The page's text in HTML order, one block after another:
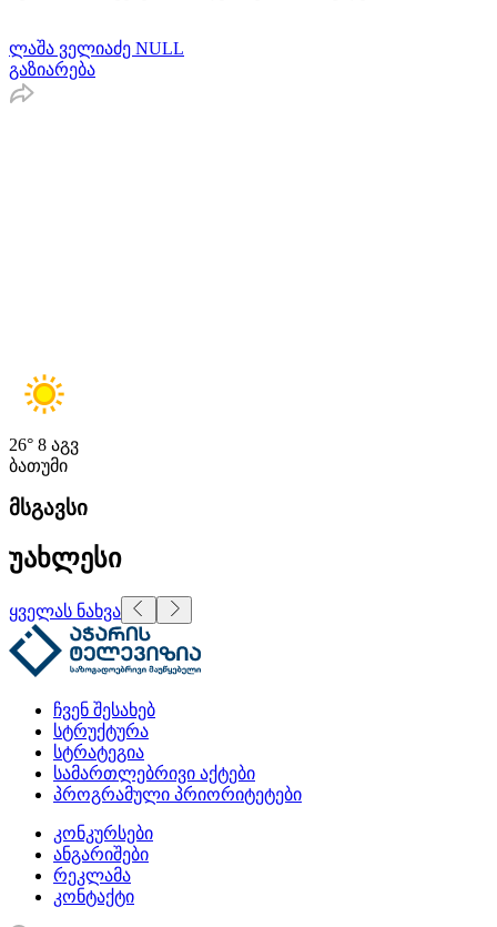
ლაშა ველიაძე NULL
გაზიარება
26° 8 აგვ
ბათუმი
მსგავსი
უახლესი
ყველას ნახვა
ჩვენ შესახებ
სტრუქტურა
სტრატეგია
სამართლებრივი აქტები
პროგრამული პრიორიტეტები
კონკურსები
ანგარიშები
რეკლამა
კონტაქტი